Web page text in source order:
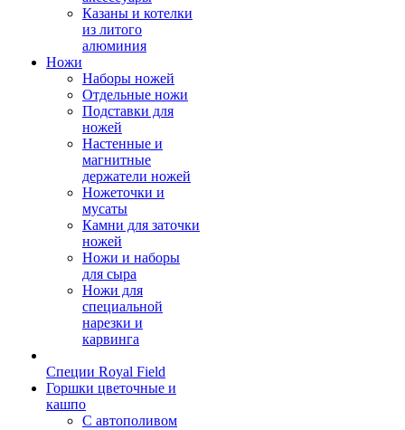
Казаны и котелки
из литого
алюминия
Ножи
Наборы ножей
Отдельные ножи
Подставки для
ножей
Настенные и
магнитные
держатели ножей
Ножеточки и
мусаты
Камни для заточки
ножей
Ножи и наборы
для сыра
Ножи для
специальной
нарезки и
карвинга
Специи Royal Field
Горшки цветочные и
кашпо
С автополивом